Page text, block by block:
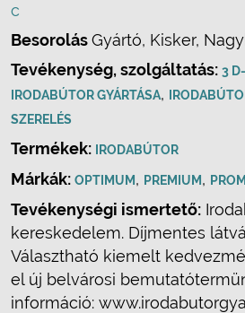
c
BesorolásGyártó, Kisker,
Tevékenység, szolgáltatás: 3
IRODABÚTOR GYÁRTÁSA,
SZERELÉS
Termékek: IRODABÚTOR
Márkák: OPTIMUM, PREMIUM,
Tevékenységi ismertető:
kereskedelem. Díjmentes
Választható kiemelt
el új belvárosi
információ: